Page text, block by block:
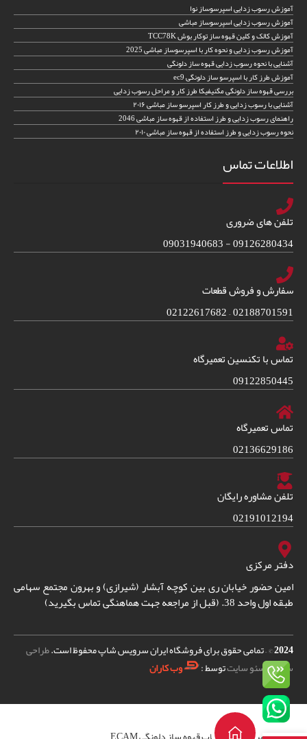
آموزش رسوب زدایی اسپرسوساز نوا
آموزش رسوب زدایی اسپرسوساز مباشی
آموزش کالک و کلین قهوه ساز توکار بوش TCC78K
آموزش رسوب زدایی و نحوه کار با اسپرسوساز مباشی 2025
آشنایی با نحوه رسوب زدایی قهوه ساز دلونگی
آموزش طرز کار با اسپرسو ساز دلونگی ec9
بررسی قهوه ساز دلونگی مگنیفیکا طرز کار و مراحل رسوب زدایی
آشنایی با رسوب زدایی و طرز کار اسپرسو ساز مباشی ۲۰۱۶
راهنمای رسوب زدایی و طرز استفاده از قهوه ساز مباشی 2046
نحوه رسوب زدایی و طرز استفاده از قهوه ساز مباشی ۲۰۱۰
اطلاعات تماس
تلفن های ضروری
09126280434 - 09031940683
سفارش و فروش قطعات
02188701591 – 02122617682
تماس با تکنسین تعمیرگاه
09122850445
تماس تعمیرگاه
02136629186
تلفن مشاوره رایگان
02191012194
دفتر مرکزی
امین حضور خیابان ری بین کوچه آبشار (شیرازی) و بهرون مجتمع سهامی
طبقه اول واحد 38. (قبل از مراجعه جهت هماهنگی تماس بگیرید)
2024© – تمامی حقوق برای فروشگاه ایران سرویس شاپ محفوظ است.طراحی
سایتوسئو سایتتوسط : وب کاران